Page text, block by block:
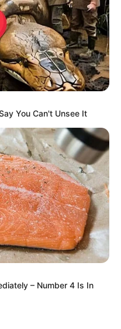
ΟΡΟΙ ΧΡΗΣΗΣ
Κουτσελίνη
You Can't Unsee It
– Number 4 Is In